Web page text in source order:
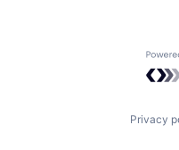
Privacy